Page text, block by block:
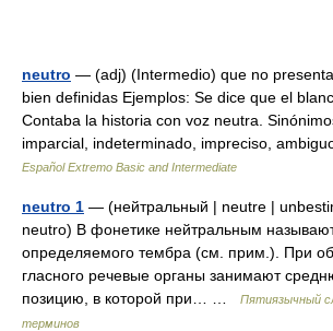
neutro — (adj) (Intermedio) que no
bien definidas Ejemplos: Se dice que el
Contaba la historia con voz neutra.
imparcial, indeterminado, impreciso,
Español Extremo Basic and Intermediate
neutro 1 — (нейтральный | neutre |
neutro) В фонетике нейтральным
определяемого тембра (см. прим.). При
гласного речевые органы занимают
позицию, в которой при… …
Пятиязычный
терминов